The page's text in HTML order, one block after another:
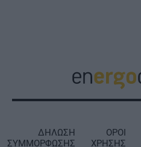
ΔΗΛΩΣΗ
ΣΥΜΜΟΡΦΩΣΗΣ
ΟΡΟΙ
ΧΡΗΣΗΣ